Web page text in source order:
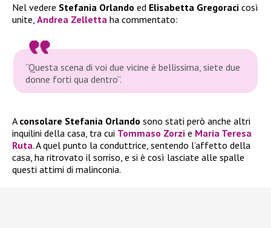
Nel vedere Stefania Orlando ed Elisabetta Gregoraci così
unite, Andrea Zelletta ha commentato:
“Questa scena di voi due vicine è bellissima, siete due
donne forti qua dentro”.
A consolare Stefania Orlando sono stati però anche altri
inquilini della casa, tra cui Tommaso Zorzi e Maria Teresa
Ruta. A quel punto la conduttrice, sentendo l’affetto della
casa, ha ritrovato il sorriso, e si è così lasciate alle spalle
questi attimi di malinconia.